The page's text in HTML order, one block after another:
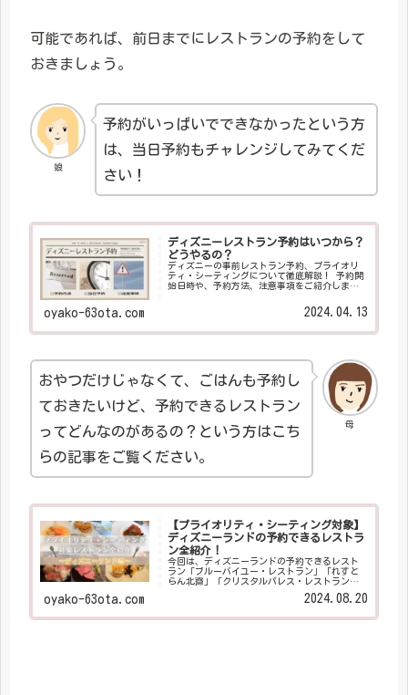
可能であれば、前日までにレストランの予約をして
おきましょう。
娘
予約がいっぱいでできなかったという方
は、当日予約もチャレンジしてみてくだ
さい！
ディズニーレストラン予約はいつから？
どうやるの？
ディズニーの事前レストラン予約、プライオリ
ティ・シーティングについて徹底解説！ 予約開
始日時や、予約方法、注意事項をご紹介しま
oyako-63ota.com 2024.04.13
母
おやつだけじゃなくて、ごはんも予約し
ておきたいけど、予約できるレストラン
ってどんなのがあるの？という方はこち
らの記事をご覧ください。
【プライオリティ・シーティング対象】
ディズニーランドの予約できるレストラ
ン全紹介！
今回は、ディズニーランドの予約できるレスト
ラン「ブルーバイユー・レストラン」「れすと
らん北齋」「クリスタルパレス・レストラン」
ーストサイド・カフェ」をご紹介します！ 私た
もお伝えしますので、ぜひ最後までご覧くださ
oyako-63ota.com 2024.08.20